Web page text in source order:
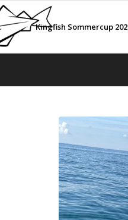
Kingfish Sommercup